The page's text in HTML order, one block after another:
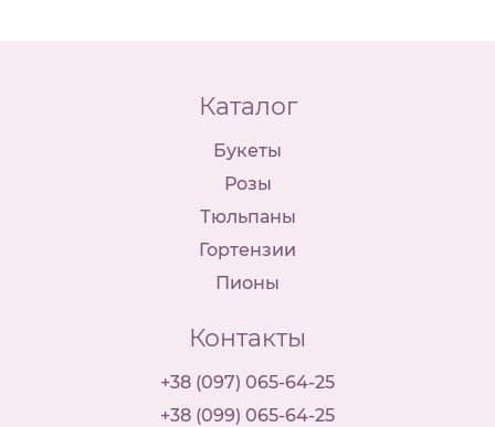
Каталог
Букеты
Розы
Тюльпаны
Гортензии
Пионы
Контакты
+38 (097) 065-64-25
+38 (099) 065-64-25